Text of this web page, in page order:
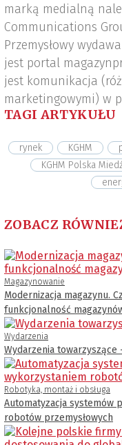
marką medialną
Communications
Przemysłowy
jest portal
jest komunikacja
marketingowymi) w
TAGI ARTYKUŁU
rynek KGHM
KGHM Polska
ZOBACZ
Magazynowanie
Modernizacja magazynu.
funkcjonalność
Wydarzenia
Wydarzenia towarzyszące
Robotyka, montaż i obsługa
Automatyzacja systemów
robotów przemysłowych